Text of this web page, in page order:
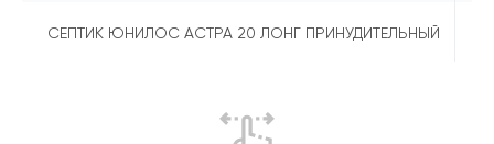
СЕПТИК ЮНИЛОС АСТРА 20 ЛОНГ ПРИНУДИТЕЛЬНЫЙ